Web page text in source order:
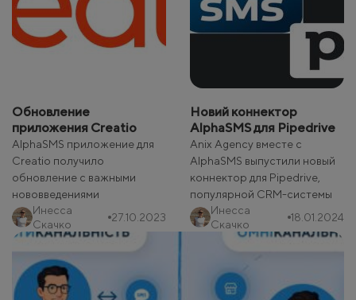
Обновление
приложения Creatio
AlphaSMS приложение для
Creatio получило
обновление с важными
нововведениями
Инесса
Скачко
27.10.2023
Новий коннектор
AlphaSMS для Pipedrive
Anix Agency вместе с
AlphaSMS выпустили новый
коннектор для Pipedrive,
популярной CRM-системы
Инесса
Скачко
18.01.2024